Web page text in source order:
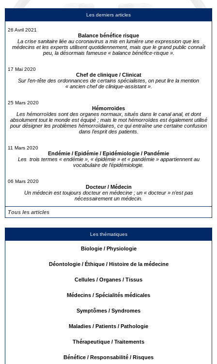
Les derniers articles
26 Avril 2021
Balance bénéfice risque
La crise sanitaire liée au coronavirus a mis en lumière une expression que les
médecins et les experts utilisent quotidiennement, mais que le grand public connaît
peu, la désormais fameuse « balance bénéfice-risque ».
17 Mai 2020
Chef de clinique / Clinicat
Sur l’en-tête des ordonnances de certains spécialistes, on peut lire la mention
« ancien chef de clinique-assistant ».
25 Mars 2020
Hémorroïdes
Les hémorroïdes sont des organes normaux, situés dans le canal anal, et dont
absolument tout le monde est équipé ; mais le mot hémorroïdes est également utilisé
pour désigner les problèmes hémorroïdaires, ce qui entraîne une certaine confusion
dans l’esprit des patients.
11 Mars 2020
Endémie / Epidémie / Epidémiologie / Pandémie
Les trois termes « endémie », « épidémie » et « pandémie » appartiennent au
vocabulaire de l’épidémiologie.
06 Mars 2020
Docteur / Médecin
Un médecin est toujours docteur en médecine ; un « docteur » n’est pas
nécessairement un médecin.
Tous les articles
Les thématiques
Biologie / Physiologie
Déontologie / Éthique / Histoire de la médecine
Cellules / Organes / Tissus
Médecins / Spécialités médicales
Symptômes / Syndromes
Maladies / Patients / Pathologie
Thérapeutique / Traitements
Bénéfice / Responsabilité / Risques